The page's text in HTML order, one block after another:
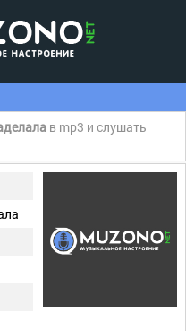
в mp3 и слушать